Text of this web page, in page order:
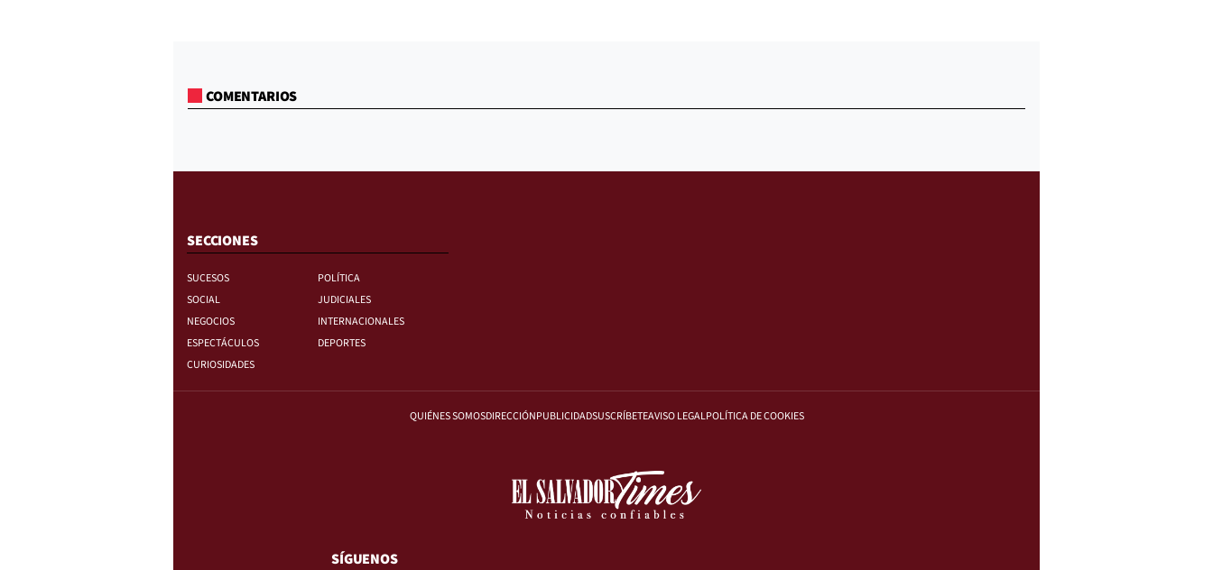
COMENTARIOS
SECCIONES
SUCESOS
POLÍTICA
SOCIAL
JUDICIALES
NEGOCIOS
INTERNACIONALES
ESPECTÁCULOS
DEPORTES
CURIOSIDADES
QUIÉNES SOMOSDIRECCIÓNPUBLICIDADSUSCRÍBETEAVISO LEGALPOLÍTICA DE COOKIES
SÍGUENOS